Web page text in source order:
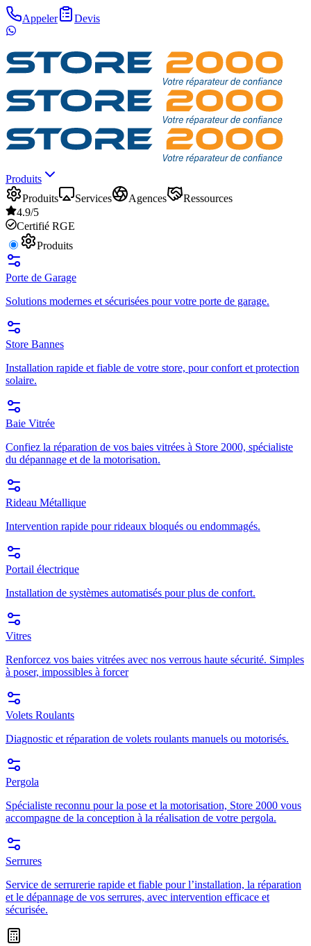
Appeler Devis
Produits
Produits
Services Agences
Ressources
4.9/5
Certifié RGE
Produits
Porte de Garage
Solutions modernes et sécurisées pour votre porte de garage.
Store Bannes
Installation rapide et fiable de votre store, pour confort et protection
solaire.
Baie Vitrée
Confiez la réparation de vos baies vitrées à Store 2000, spécialiste
du dépannage et de la motorisation.
Rideau Métallique
Intervention rapide pour rideaux bloqués ou endommagés.
Portail électrique
Installation de systèmes automatisés pour plus de confort.
Vitres
Renforcez vos baies vitrées avec nos verrous haute sécurité. Simples
à poser, impossibles à forcer
Volets Roulants
Diagnostic et réparation de volets roulants manuels ou motorisés.
Pergola
Spécialiste reconnu pour la pose et la motorisation, Store 2000 vous
accompagne de la conception à la réalisation de votre pergola.
Serrures
Service de serrurerie rapide et fiable pour l’installation, la réparation
et le dépannage de vos serrures, avec intervention efficace et
sécurisée.